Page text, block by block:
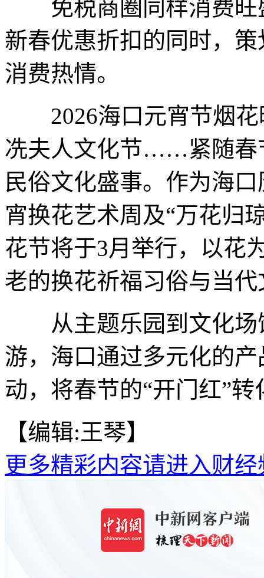
免税商圈同样消费旺
新春优惠折扣的同时，
消费热情。
2026海口元宵节烟花
冼夫人文化节……紧随春
民俗文化盛事。作为海
宵换花艺术周及“万花归
花节将于3月举行，以花
老的换花祈福习俗与当
从主题乐园到文化场
游，海口通过多元化的
动，将春节的“开门红”
【编辑:王琴】
更多精彩内容请进入财经